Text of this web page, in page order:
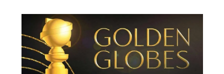
Award 2025 ที่โรงแรมโฟร์ซีซั่น ย่านเบเวอรี่ฮิลตัน รัฐ
แคลิฟอร์เนีย สหรัฐอเมริกา พรมแดงอุ่นเครื่องก่อนงานใหญ่
ลูกโลกทองคำ ครั้งที่ 82 (The 82nd Golden Globe Awards)